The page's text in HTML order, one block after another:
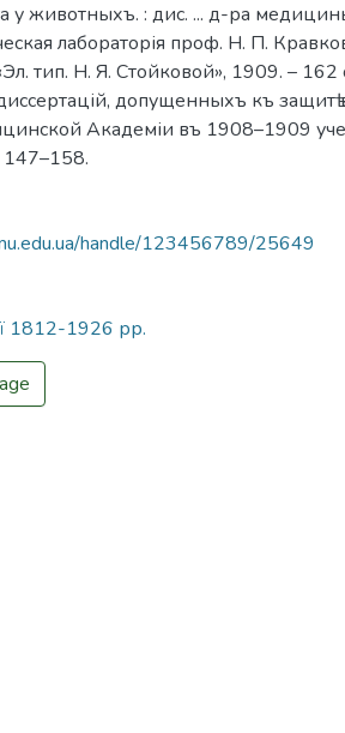
у животныхъ. : дис. ... д-ра
лабораторія проф. Н. П.
тип. Н. Я. Стойковой», 1909. – 162
допущенныхъ къ
Академіи въ 1908–1909
147–158.
handle/123456789/25649
1812-1926 рр.